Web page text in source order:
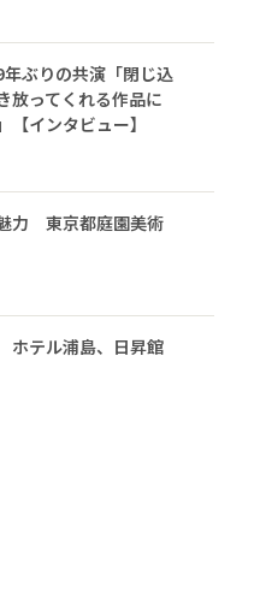
ぶりの共演「閉じ込
放ってくれる作品に
インタビュー】
力 東京都庭園美術
テル浦島、日昇館